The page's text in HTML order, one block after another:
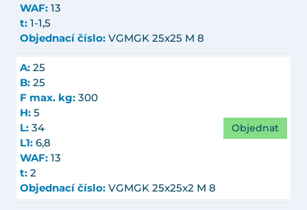
WAF: 13
t: 1-1,5
Objednací číslo: VGMGK 25x25 M 8
A: 25
B: 25
F max. kg: 300
H: 5
L: 34
L1: 6,8
WAF: 13
t: 2
Objednací číslo: VGMGK 25x25x2 M 8
Objednat